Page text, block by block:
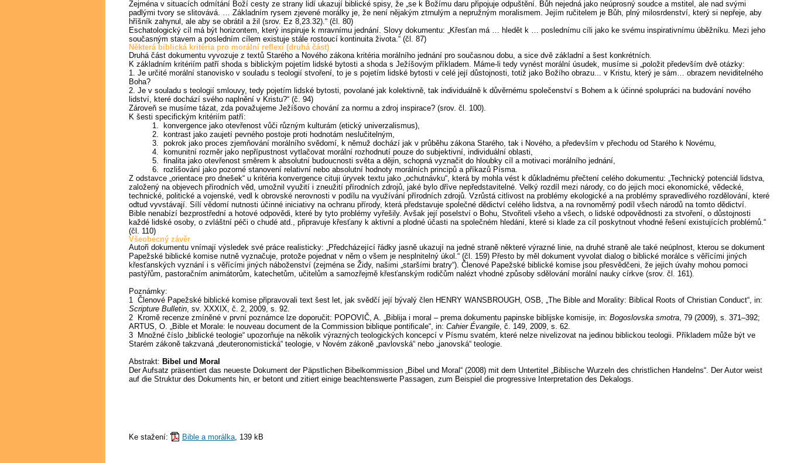
Zejména v situacích odmítání Boží cesty ze strany lidí ukazují biblické spisy, že „se k Božímu daru připojuje odpuštění. Bůh nejedná jako neúprosný soudce a mstitel, ale nad svými
padlými tvory se slitovává. … Základním rysem zjevené morálky je, že není nějakým ztrnulým a nepružným moralismem. Jejím ručitelem je Bůh, plný milosrdenství, který si nepřeje, aby
hříšník zahynul, ale aby se obrátil a žil (srov. Ez 8,23.32).“ (čl. 80)
Eschatologický cíl má být horizontem, který inspiruje k mravnímu jednání. Slovy dokumentu: „Křesťan má … hledět k … poslednímu cíli jako ke svému inspirativnímu úběžníku. Mezi jeho
současným stavem a posledním cílem existuje stále rostoucí kontinuita života.“ (čl. 87)
Některá biblická kritéria pro morální reflexi (druhá část)
Druhá část dokumentu vyvozuje z textů Starého a Nového zákona kritéria morálního jednání pro současnou dobu, a sice dvě základní a šest konkrétních.
K základním kritériím patří shoda s biblickým pojetím lidské bytosti a shoda s Ježíšovým příkladem. Máme-li tedy vynést morální úsudek, musíme si „položit především dvě otázky:
1. Je určité morální stanovisko v souladu s teologií stvoření, to je s pojetím lidské bytosti v celé její důstojnosti, totiž jako Božího obrazu... v Kristu, který je sám… obrazem neviditelného
Boha?
2. Je v souladu s teologií smlouvy, tedy pojetím lidské bytosti, povolané jak kolektivně, tak individuálně k důvěrnému společenství s Bohem a k účinné spolupráci na budování nového
lidství, které dochází svého naplnění v Kristu?“ (č. 94)
Zároveň se musíme tázat, zda považujeme Ježíšovo chování za normu a zdroj inspirace? (srov. čl. 100).
K šesti specifickým kritériím patří:
1. konvergence jako otevřenost vůči různým kulturám (etický univerzalismus),
2. kontrast jako zaujetí pevného postoje proti hodnotám neslučitelným,
3. pokrok jako proces zjemňování morálního svědomí, k němuž dochází jak v průběhu zákona Starého, tak i Nového, a především v přechodu od Starého k Novému,
4. komunitní rozměr jako nepřípustnost vytlačovat morální rozhodnutí pouze do subjektivní, individuální oblasti,
5. finalita jako otevřenost směrem k absolutní budoucnosti světa a dějin, schopná vyznačit do hloubky cíl a motivaci morálního jednání,
6. rozlišování jako pozorné stanovení relativní nebo absolutní hodnoty morálních principů a příkazů Písma.
Z odstavce „orientace pro dnešek“ u kritéria konvergence cituji úryvek textu jako „ochutnávku“, která by mohla vést k důkladnému přečtení celého dokumentu: „Technický potenciál lidstva,
založený na objevech přírodních věd, umožnil využití i zneužití přírodních zdrojů, jaké bylo dříve nepředstavitelné. Velký rozdíl mezi národy, co do jejich moci ekonomické, vědecké,
technické, politické a vojenské, vedl k obrovské nerovnosti v podílu na využívání přírodních zdrojů. Vzrůstá citlivost na problémy ekologické a na problémy spravedlivého rozdělování, které
odtud vyvstávají. Sílí vědomí nutnosti účinné iniciativy na ochranu přírody, která představuje společné dědictví celého lidstva, a na rovnoměrný podíl všech národů na tomto dědictví.
Bible nenabízí bezprostřední a hotové odpovědi, které by tyto problémy vyřešily. Avšak její poselství o Bohu, Stvořiteli všeho a všech, o lidské odpovědnosti za stvoření, o důstojnosti
každé lidské osoby, o zvláštní péči o chudé atd., připravuje křesťany k aktivní a plodné účasti na společném hledání, které si klade za cíl poskytnout vhodné řešení existujících problémů.“
(čl. 110)
Všeobecný závěr
Autoři dokumentu vnímají výsledek své práce realisticky: „Předcházející řádky jasně ukazují na jedné straně některé výrazné linie, na druhé straně ale také neúplnost, kterou se dokument
Papežské biblické komise nutně vyznačuje, protože pojednat v něm o všem je nesplnitelný úkol.“ (čl. 159) Přesto by měl dokument vyvolat dialog o biblické morálce s věřícími jiných
křesťanských vyznání i s věřícími jiných náboženství (zejména se Židy, našimi „staršími bratry“). Členové Papežské biblické komise jsou přesvědčeni, že jejich úvahy mohou pomoci
pastýřům, pastoračním animátorům, katechetům, učitelům a samozřejmě křesťanským rodičům nalézt vhodné způsoby sdělování morální nauky církve (srov. čl. 161).
Poznámky:
1 Členové Papežské biblické komise připravovali text šest let, jak svědčí její bývalý člen HENRY WANSBROUGH, OSB, „The Bible and Morality: Biblical Roots of Christian Conduct“, in:
Scripture Bulletin , sv. XXXIX, č. 2, 2009, s. 92.
2 Kromě recenze zmíněné v první poznámce lze doporučit: POPOVIČ, A. „Biblija i moral – prema dokumentu papinske biblijske komisije, in: Bogoslovska smotra , 79 (2009), s. 371–392;
ARTUS, O. „Bible et Morale: le nouveau document de la Commission biblique pontificale“, in: Cahier Évangile , č. 149, 2009, s. 62.
3 Množné číslo „biblické teologie“ upozorňuje na několik výrazných teologických koncepcí v Písmu svatém, které nelze nivelizovat na jedinou biblickou teologii. Příkladem může být ve
Starém zákoně takzvaná „deuteronomistická“ teologie, v Novém zákoně „pavlovská“ nebo „janovská“ teologie.
Abstrakt: Bibel und Moral
Der Aufsatz präsentiert das neueste Dokument der Päpstlichen Bibelkommission „Bibel und Moral“ (2008) mit dem Untertitel „Biblische Wurzeln des christlichen Handelns“. Der Autor weist
auf die Struktur des Dokuments hin, er betont und zitiert einige beachtenswerte Passagen, zum Beispiel die progressive Interpretation des Dekalogs.
Ke stažení: Bible a morálka , 139 kB